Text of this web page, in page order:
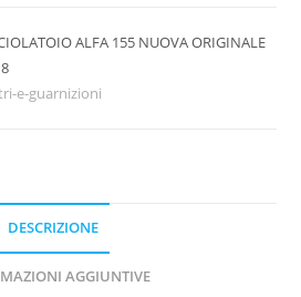
ALFA 155 NUOVA ORIGINALE
e-guarnizioni
DESCRIZIONE
AGGIUNTIVE